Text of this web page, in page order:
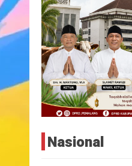
Nasional